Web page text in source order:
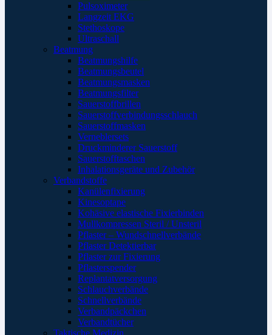
Pulsoximeter
Langzeit EKG
Stethoskope
Ultraschall
Beatmung
Beatmungshilfe
Beatmungsbeutel
Beatmungsmasken
Beatmungsfilter
Sauerstoffbrillen
Sauerstoffverbindungsschlauch
Sauerstoffmasken
Verneblersets
Druckminderer Sauerstoff
Sauerstofftaschen
Inhalationsgeräte und Zubehör
Verbandstoffe
Kanülenfixierung
Kinesoptape
Kohäsive elastische Fixierbinden
Mullkompressen Steril / Unsteril
Pflaster – Wundschnellverbände
Pflaster Detektierbar
Pflaster zur Fixierung
Pflasterspender
Replantatversorgung
Schlauchverbände
Schnellverbände
Verbandpäckchen
Verbandtücher
Taktische Medizin